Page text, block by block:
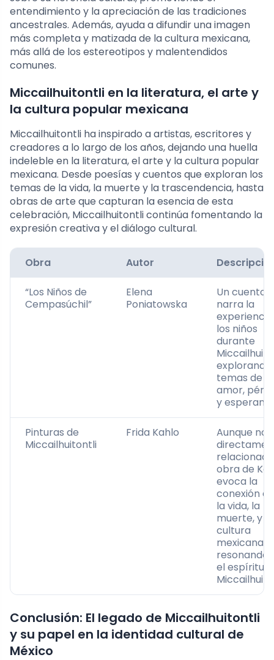
entendimiento y la apreciación de las tradiciones
ancestrales. Además, ayuda a difundir una imagen
más completa y matizada de la cultura mexicana,
más allá de los estereotipos y malentendidos
comunes.
Miccailhuitontli en la literatura, el arte y
la cultura popular mexicana
Miccailhuitontli ha inspirado a artistas, escritores y
creadores a lo largo de los años, dejando una huella
indeleble en la literatura, el arte y la cultura popular
mexicana. Desde poesías y cuentos que exploran los
temas de la vida, la muerte y la trascendencia, hasta
obras de arte que capturan la esencia de esta
celebración, Miccailhuitontli continúa fomentando la
expresión creativa y el diálogo cultural.
Obra Autor
“Los Niños de
Cempasúchil”
Elena
Poniatowska
Un cuento
narra la
los niños
durante
explorando
temas de
amor,
y
Pinturas de
Miccailhuitontli
Frida Kahlo
Aunque no
obra de
evoca la
conexión
la vida, la
muerte, y la
cultura
mexicana,
resonando
el espíritu
Conclusión: El legado de Miccailhuitontli
y su papel en la identidad cultural de
México